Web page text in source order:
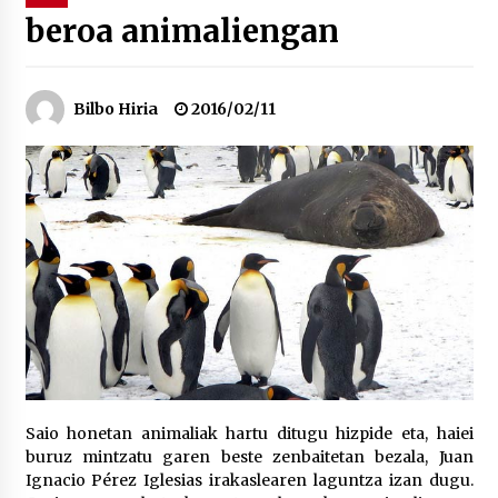
Bakaikuko barnetegitik gazteek egindako saio
berezia
2026/07/16
Tuba eta bonbardinoaren astea, Bilboko
Kontserbatorioan protagonista
2026/07/16
Auzoportala : 1×04 Auzofoniak
2026/07/15
Gaur abitua da Bilbao bbk live jaialdia
2026/07/09
beroa animaliengan
Bilbo Hiria 2016/02/11
Saio honetan animaliak hartu ditugu hizpide eta, haiei
buruz mintzatu garen beste zenbaitetan bezala, Juan
Ignacio Pérez Iglesias irakaslearen laguntza izan dugu.